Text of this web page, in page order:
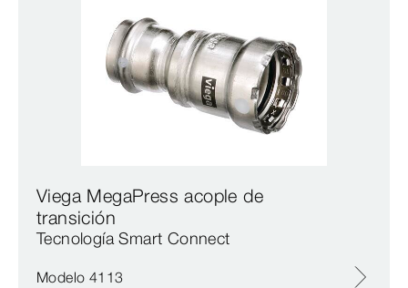
Viega MegaPress acople de
transición
Tecnología Smart Connect
Modelo 4113